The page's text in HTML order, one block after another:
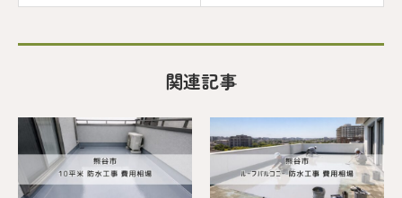
関連記事